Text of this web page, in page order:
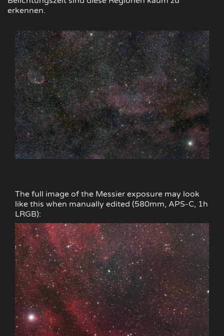
erkennen.
The full image of the Messier exposure may look
like this when manually edited (580mm, APS-C, 1h
LRGB):